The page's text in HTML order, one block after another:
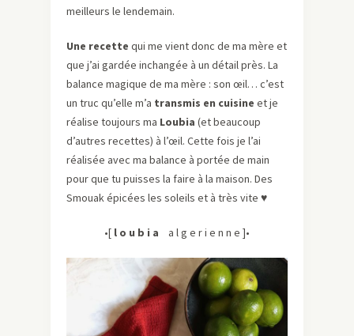
meilleurs le lendemain.
Une recette qui me vient donc de ma mère et
que j’ai gardée inchangée à un détail près. La
balance magique de ma mère : son œil… c’est
un truc qu’elle m’a transmis en cuisine et je
réalise toujours ma Loubia (et beaucoup
d’autres recettes) à l’œil. Cette fois je l’ai
réalisée avec ma balance à portée de main
pour que tu puisses la faire à la maison. Des
Smouak épicées les soleils et à très vite ♥
•[ l o u b i a a l g e r i e n n e ]•